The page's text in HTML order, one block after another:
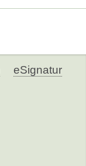
eSignatur